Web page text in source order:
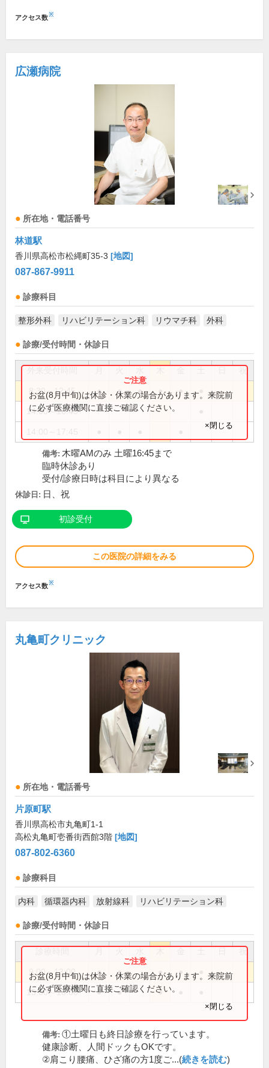
アクセス数※
広瀬病院
所在地・電話番号
林道駅
香川県高松市松縄町35-3 [地図]
087-867-9911
診療科目
整形外科 リハビリテーション科 リウマチ科 外科
診療/受付時間・休診日
祝
8:30～12:45 ● ● ● ● ●
14:00～16:45
お盆(8月中旬)は休診・休業の場合があります。来院前
に必ず医療機関に直接ご確認ください。
×閉じる
備考: 木曜AMのみ 土曜16:45まで
臨時休診あり
受付/診療日時は科目により異なる
休診日: 日、祝
初診受付
この医院の詳細をみる
アクセス数※
丸亀町クリニック
所在地・電話番号
片原町駅
香川県高松市丸亀町1-1
高松丸亀町壱番街西館3階 [地図]
087-802-6360
診療科目
内科 循環器内科 放射線科 リハビリテーション科
診療/受付時間・休診日
祝
9:00～13:00 ● ● ● ●
15:00～18:00 ● ● ●
お盆(8月中旬)は休診・休業の場合があります。来院前
に必ず医療機関に直接ご確認ください。
×閉じる
備考: ①土曜日も終日診療を行っています。
健康診断、人間ドックもOKです。
②肩こり腰痛、ひざ痛の方1度ご...(続きを読む)